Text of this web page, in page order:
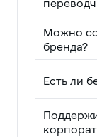
Можно
бренда?
Есть ли